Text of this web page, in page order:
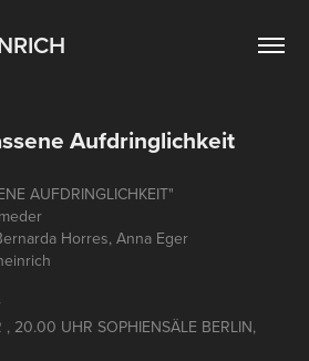
Aufdringlichkeit
AUFDRINGLICHKEIT"
Horres, Anna Eger
, 20.00 UHR SOPHIENSÄLE BERLIN,